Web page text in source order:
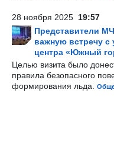
28 ноября 2025 19:57
Представители
важную встречу с
центра «Южный
Целью визита было
правила безопасного
формирования льда.